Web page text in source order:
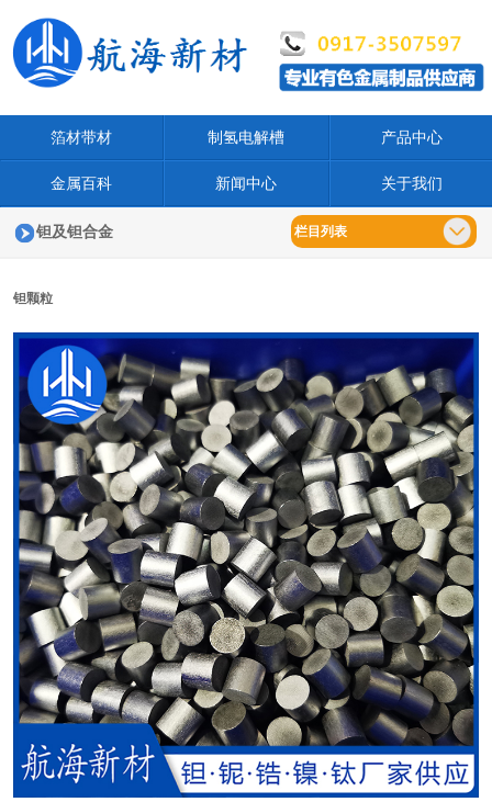
箔材带材 制氢电解槽 产品中心
金属百科 新闻中心 关于我们
钽及钽合金 栏目列表
钽颗粒